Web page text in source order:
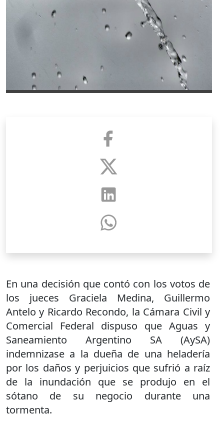
En una decisión que contó con los votos de
los jueces Graciela Medina, Guillermo
Antelo y Ricardo Recondo, la Cámara Civil y
Comercial Federal dispuso que Aguas y
Saneamiento Argentino SA (AySA)
indemnizase a la dueña de una heladería
por los daños y perjuicios que sufrió a raíz
de la inundación que se produjo en el
sótano de su negocio durante una
tormenta.